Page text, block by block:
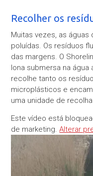
Recolher os
Muitas vezes, as
poluídas. Os resíduos
das margens. O
lona submersa na
recolhe tanto os
microplásticos e
uma unidade de
Este vídeo está
de marketing.Alterar